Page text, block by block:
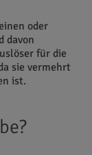
oder
davon
für die
sie vermehrt
ist.